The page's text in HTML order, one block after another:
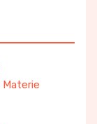
Materie